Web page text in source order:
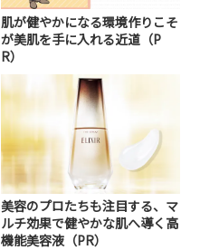
肌が健やかになる環境作りこそ
が美肌を手に入れる近道（P
R）
美容のプロたちも注目する、マ
ルチ効果で健やかな肌へ導く高
機能美容液（PR）